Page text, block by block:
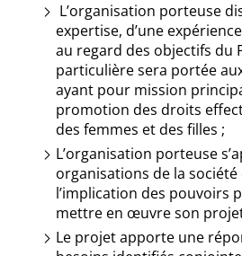
L’organisation porteuse
expertise, d’une
au regard des objectifs du
particulière sera portée
ayant pour mission
promotion des droits
des femmes et des filles ;
L’organisation porteuse
organisations de la
l’implication des pouvoirs
mettre en œuvre son
Le projet apporte une